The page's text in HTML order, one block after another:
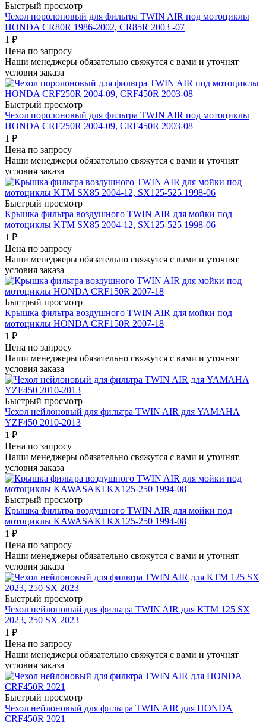
Быстрый просмотр
Чехол поролоновый для фильтра TWIN AIR под мотоциклы
HONDA CR80R 1986-2002, CR85R 2003 -07
1 ₽
Цена по запросу
Наши менеджеры обязательно свяжутся с вами и уточнят
условия заказа
Быстрый просмотр
Чехол поролоновый для фильтра TWIN AIR под мотоциклы
HONDA CRF250R 2004-09, CRF450R 2003-08
1 ₽
Цена по запросу
Наши менеджеры обязательно свяжутся с вами и уточнят
условия заказа
Быстрый просмотр
Крышка фильтра воздушного TWIN AIR для мойки под
мотоциклы KTM SX85 2004-12, SX125-525 1998-06
1 ₽
Цена по запросу
Наши менеджеры обязательно свяжутся с вами и уточнят
условия заказа
Быстрый просмотр
Крышка фильтра воздушного TWIN AIR для мойки под
мотоциклы HONDA CRF150R 2007-18
1 ₽
Цена по запросу
Наши менеджеры обязательно свяжутся с вами и уточнят
условия заказа
Быстрый просмотр
Чехол нейлоновый для фильтра TWIN AIR для YAMAHA
YZF450 2010-2013
1 ₽
Цена по запросу
Наши менеджеры обязательно свяжутся с вами и уточнят
условия заказа
Быстрый просмотр
Крышка фильтра воздушного TWIN AIR для мойки под
мотоциклы KAWASAKI KX125-250 1994-08
1 ₽
Цена по запросу
Наши менеджеры обязательно свяжутся с вами и уточнят
условия заказа
Быстрый просмотр
Чехол нейлоновый для фильтра TWIN AIR для KTM 125 SX
2023, 250 SX 2023
1 ₽
Цена по запросу
Наши менеджеры обязательно свяжутся с вами и уточнят
условия заказа
Быстрый просмотр
Чехол нейлоновый для фильтра TWIN AIR для HONDA
CRF450R 2021